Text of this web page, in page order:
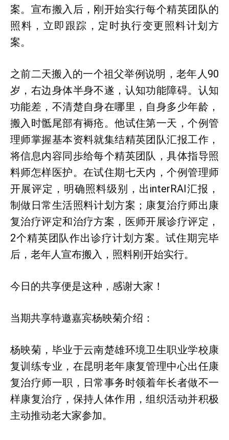
案。宣布搬入后，刚开始实行每个精英团队的
照料，立即跟踪，定时执行变更照料计划方
案。
之前二天搬入的一个祖父举例说明，老年人90
岁，右边身体半身不遂，认知功能障碍。认知
功能差，不清楚自身在哪里，自身多少年龄，
搬入时骶尾部有褥疮。他试住第一天，个例管
理师掌握基本资料就集结精英团队汇报工作，
将信息内容同歩给每个精英团队，具体指导照
料师怎样医护。在试住期七天内，个例管理师
开展评定，明确照料级别，出interRAI汇报，
制做日常生活照料计划方案；康复治疗师出康
复治疗评定和治疗方案，医师开展诊疗评定，
2个精英团队作出诊疗计划方案。试住期完毕
后，老年人宣布搬入，照料刚开始实行。
今日的共享便是这种，感谢大家！
当期共享特邀嘉宾杨映菊介绍：
杨映菊，毕业于云南楚雄环境卫生职业学校康
复训练专业，在昆明老年康复管理中心出任康
复治疗师一职，日常事务时领着年长者做不一
样康复治疗，保持人体作用，组织活动并积极
主动推动老大家参加。